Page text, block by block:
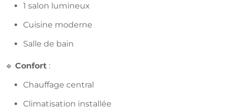
1 salon lumineux
Cuisine moderne
Salle de bain
🔹 Confort :
Chauffage central
Climatisation installée